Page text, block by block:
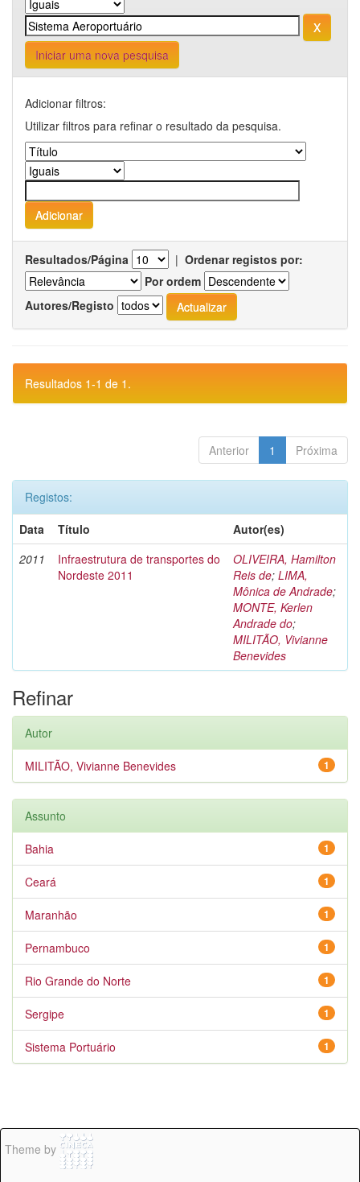
Iniciar uma nova pesquisa
Adicionar filtros:
Utilizar filtros para refinar o resultado da pesquisa.
Resultados/Página | Ordenar registos por:
Por ordem
Autores/Registo
Resultados 1-1 de 1.
Anterior 1 Próxima
Registos:
Data
Título
Autor(es)
2011
Infraestrutura de transportes do
Nordeste 2011
OLIVEIRA, Hamilton
Reis de; LIMA,
Mônica de Andrade;
MONTE, Kerlen
Andrade do;
MILITÃO, Vivianne
Benevides
Refinar
Autor
1
MILITÃO, Vivianne Benevides
Assunto
1
Bahia
1
Ceará
1
Maranhão
1
Pernambuco
1
Rio Grande do Norte
1
Sergipe
1
Sistema Portuário
Theme by